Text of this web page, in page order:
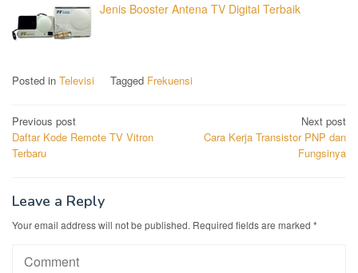
Jenis Booster Antena TV Digital Terbaik
Posted in Televisi Tagged Frekuensi
Post
navigation
Previous post
Daftar Kode Remote TV Vitron
Terbaru
Next post
Cara Kerja Transistor PNP dan
Fungsinya
Leave a Reply
Your email address will not be published. Required fields are marked *